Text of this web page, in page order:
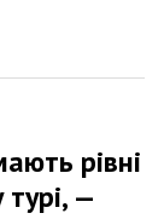
рівні
—